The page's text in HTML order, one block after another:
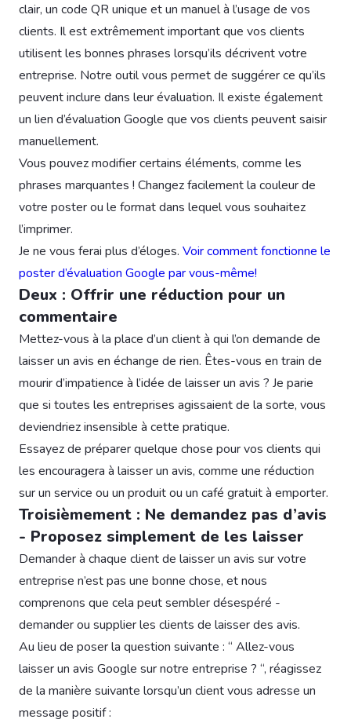
clair, un code QR unique et un manuel à l’usage de vos
clients. Il est extrêmement important que vos clients
utilisent les bonnes phrases lorsqu’ils décrivent votre
entreprise. Notre outil vous permet de suggérer ce qu’ils
peuvent inclure dans leur évaluation. Il existe également
un lien d’évaluation Google que vos clients peuvent saisir
manuellement.
Vous pouvez modifier certains éléments, comme les
phrases marquantes ! Changez facilement la couleur de
votre poster ou le format dans lequel vous souhaitez
l’imprimer.
Je ne vous ferai plus d’éloges. Voir comment fonctionne le
poster d’évaluation Google par vous-même!
Deux : Offrir une réduction pour un
commentaire
Mettez-vous à la place d’un client à qui l’on demande de
laisser un avis en échange de rien. Êtes-vous en train de
mourir d’impatience à l’idée de laisser un avis ? Je parie
que si toutes les entreprises agissaient de la sorte, vous
deviendriez insensible à cette pratique.
Essayez de préparer quelque chose pour vos clients qui
les encouragera à laisser un avis, comme une réduction
sur un service ou un produit ou un café gratuit à emporter.
Troisièmement : Ne demandez pas d’avis
- Proposez simplement de les laisser
Demander à chaque client de laisser un avis sur votre
entreprise n’est pas une bonne chose, et nous
comprenons que cela peut sembler désespéré -
demander ou supplier les clients de laisser des avis.
Au lieu de poser la question suivante : “ Allez-vous
laisser un avis Google sur notre entreprise ? “, réagissez
de la manière suivante lorsqu’un client vous adresse un
message positif :